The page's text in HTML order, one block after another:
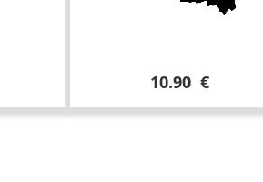
10.90 €